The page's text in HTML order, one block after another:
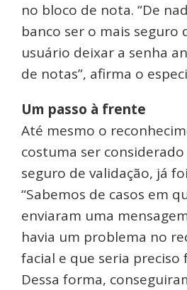
no bloco de nota. “De
banco ser o mais seguro
usuário deixar a senha
de notas”, afirma o
Um passo à frente
Até mesmo o
costuma ser
seguro de validação, já
“Sabemos de casos em
enviaram uma
havia um problema no
facial e que seria preciso
Dessa forma,